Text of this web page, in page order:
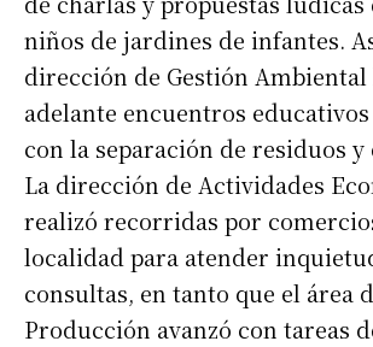
niños de jardines de infantes.
dirección de Gestión Ambiental
adelante encuentros
con la separación de residuos
La dirección de Actividades
realizó recorridas por
localidad para atender
consultas, en tanto que el área
Producción avanzó con tareas